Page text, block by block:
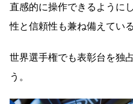
直感的に操作できるように
性と信頼性も兼ね備えてい
世界選手権でも表彰台を独
う。